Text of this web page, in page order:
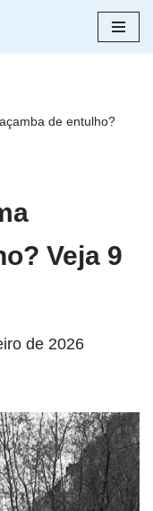
de entulho?
Veja 9
de 2026